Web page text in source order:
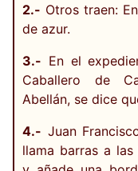
2.- Otros traen:
de azur.
3.- En el
Caballero de
Abellán, se dice
4.- Juan
llama barras a las